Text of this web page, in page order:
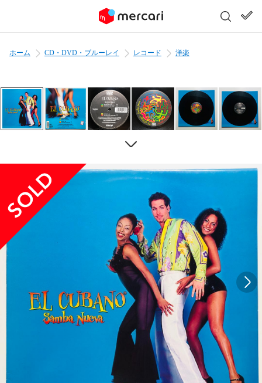
ホーム CD・DVD・ブルーレイ レコード 洋楽